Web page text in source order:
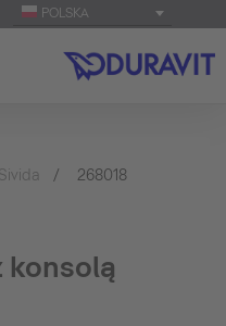
POLSKA
Sivida 268018
konsolą